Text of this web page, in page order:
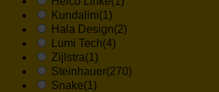
Kundalini(1)
Hala Design(2)
Lumi Tech(4)
Zijlstra(1)
Steinhauer(270)
Snake(1)